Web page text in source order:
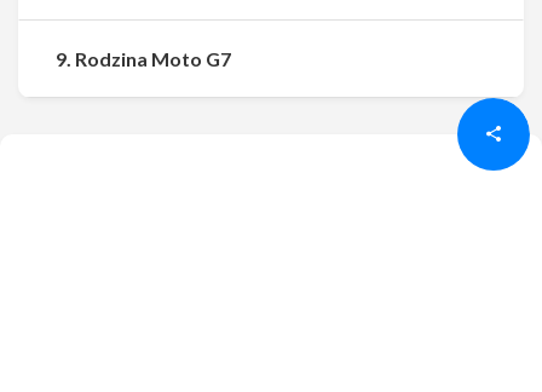
Udostępnij
9. Rodzina Moto G7